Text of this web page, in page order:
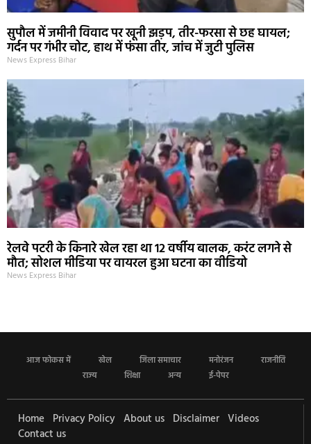
सुपौल में जमीनी विवाद पर खूनी झड़प, तीर-फरसा से छह घायल;
गर्दन पर गंभीर चोट, हाथ में फंसा तीर, जांच में जुटी पुलिस
News Express Bihar
रेलवे पटरी के किनारे खेल रहा था 12 वर्षीय बालक, करंट लगने से
मौत; सोशल मीडिया पर वायरल हुआ घटना का वीडियो
News Express Bihar
आज फोकस में खेल जिला समाचार मनोरंजन
राजनीति
राज्य
शिक्षा अन्य ई-पेपर
Home Privacy Policy About us Disclaimer Videos
Contact us